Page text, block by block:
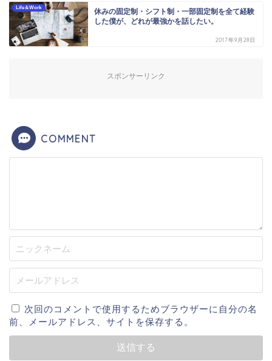
Life＆Work
休みの固定制・シフト制・一部固定制を全て経験
した僕が、どれが最強かを話したい。
2017年9月28日
スポンサーリンク
COMMENT
次回のコメントで使用するためブラウザーに自分の名
前、メールアドレス、サイトを保存する。